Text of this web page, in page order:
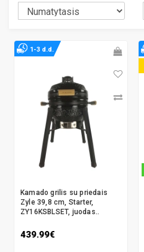
Kamado grilis su priedais
Zyle 39,8 cm, Starter,
ZY16KSBLSET, juodas..
439.99€
1-3 d.d.